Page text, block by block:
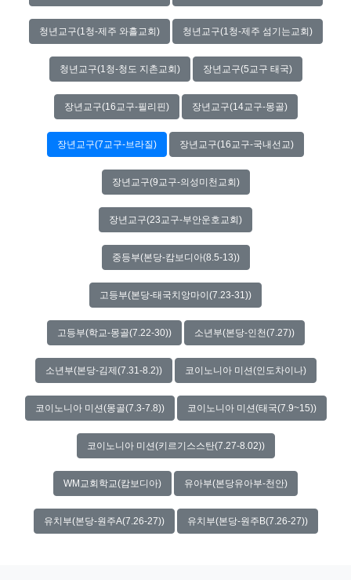
청년교구(1청-제주 와흘교회) 청년교구(1청-제주 섬기는교회)
청년교구(1청-청도 지촌교회) 장년교구(5교구 태국)
장년교구(16교구-필리핀) 장년교구(14교구-몽골)
장년교구(7교구-브라질) 장년교구(16교구-국내선교)
장년교구(9교구-의성미천교회)
장년교구(23교구-부안운호교회)
중등부(본당-캄보디아(8.5-13))
고등부(본당-태국치앙마이(7.23-31))
고등부(학교-몽골(7.22-30)) 소년부(본당-인천(7.27))
소년부(본당-김제(7.31-8.2)) 코이노니아 미션(인도차이나)
코이노니아 미션(몽골(7.3-7.8)) 코이노니아 미션(태국(7.9~15))
코이노니아 미션(키르기스스탄(7.27-8.02))
WM교회학교(캄보디아) 유아부(본당유아부-천안)
유치부(본당-원주A(7.26-27)) 유치부(본당-원주B(7.26-27))